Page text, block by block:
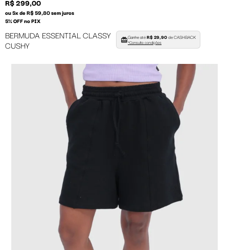
R$ 299,00
ou 5x de R$ 59,80 sem juros
5% OFF no PIX
BERMUDA ESSENTIAL CLASSY
CUSHY
Ganhe atéR$ 29,90de CASHBACK
*Consulte condições